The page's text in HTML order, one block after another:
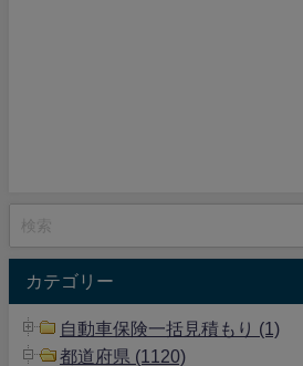
カテゴリー
自動車保険一括見積もり (1)
都道府県 (1120)